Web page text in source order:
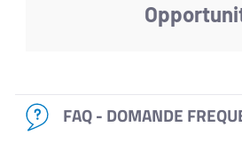
FAQ - DOMANDE